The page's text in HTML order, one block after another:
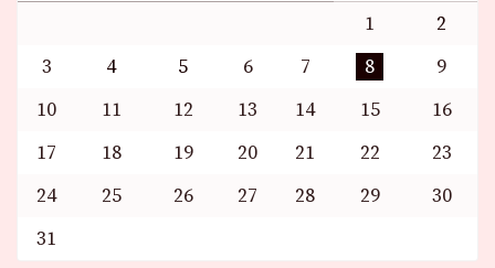
1
2
3
4 5 6 7 8
9
10
11 12 13 14 15
16
17
18 19 20 21 22
23
24
25 26 27 28 29
30
31